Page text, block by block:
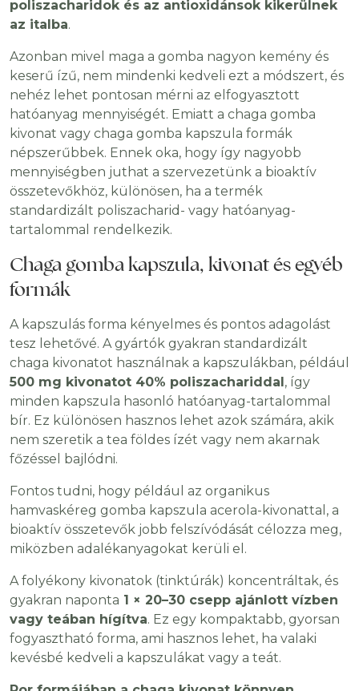
poliszacharidok és az antioxidánsok kikerülnek
az italba.
Azonban mivel maga a gomba nagyon kemény és
keserű ízű, nem mindenki kedveli ezt a módszert, és
nehéz lehet pontosan mérni az elfogyasztott
hatóanyag mennyiségét. Emiatt a chaga gomba
kivonat vagy chaga gomba kapszula formák
népszerűbbek. Ennek oka, hogy így nagyobb
mennyiségben juthat a szervezetünk a bioaktív
összetevőkhöz, különösen, ha a termék
standardizált poliszacharid- vagy hatóanyag-
tartalommal rendelkezik.
Chaga gomba kapszula, kivonat és egyéb
formák
A kapszulás forma kényelmes és pontos adagolást
tesz lehetővé. A gyártók gyakran standardizált
chaga kivonatot használnak a kapszulákban, például
500 mg kivonatot 40% poliszachariddal, így
minden kapszula hasonló hatóanyag-tartalommal
bír. Ez különösen hasznos lehet azok számára, akik
nem szeretik a tea földes ízét vagy nem akarnak
főzéssel bajlódni.
Fontos tudni, hogy például az organikus
hamvaskéreg gomba kapszula acerola-kivonattal, a
bioaktív összetevők jobb felszívódását célozza meg,
miközben adalékanyagokat kerüli el.
A folyékony kivonatok (tinktúrák) koncentráltak, és
gyakran naponta 1 × 20–30 csepp ajánlott vízben
vagy teában hígítva. Ez egy kompaktabb, gyorsan
fogyasztható forma, ami hasznos lehet, ha valaki
kevésbé kedveli a kapszulákat vagy a teát.